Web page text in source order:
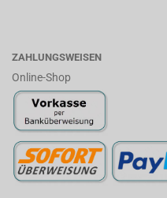
ZAHLUNGSWEISEN
Online-Shop